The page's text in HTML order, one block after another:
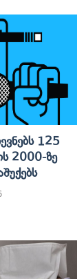
125
2000-Ზე